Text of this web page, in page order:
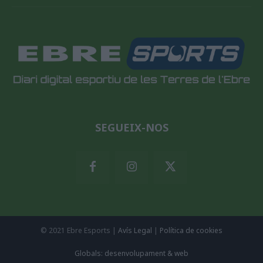
SEGUEIX-NOS
© 2021 Ebre Esports | Avís Legal | Política de cookies
Globals: desenvolupament & web